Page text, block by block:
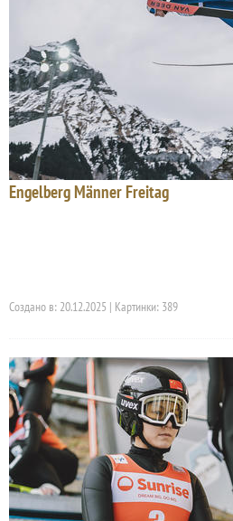
Engelberg Männer Freitag
Создано в: 20.12.2025 | Картинки: 389